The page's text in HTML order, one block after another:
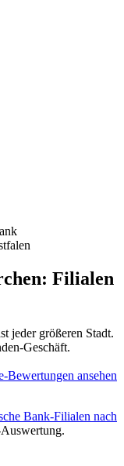
Filialen
jeder größeren Stadt.
Geschäft.
Bewertungen ansehen
Bank-Filialen nach